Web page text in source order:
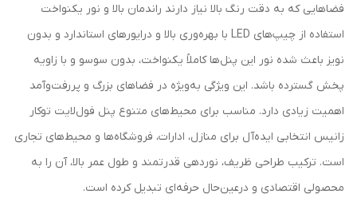
فضاهایی که به دقت رنگ بالا نیاز دارند راندمان بالا و نور یکنواخت
استفاده از چیپ‌های LED با بهره‌وری بالا و درایورهای استاندارد و بدون
نویز باعث شده نور این پنل‌ها کاملاً یکنواخت، بدون سوسو و با زاویه
پخش گسترده باشد. این ویژگی به‌ویژه در فضاهای بزرگ و پررفت‌وآمد
اهمیت زیادی دارد. مناسب برای محیط‌های متنوع پنل فول‌لایت توکار
زانیس انتخابی ایده‌آل برای منازل، ادارات، فروشگاه‌ها و محیط‌های تجاری
است. ترکیب طراحی ظریف، نوردهی قدرتمند و طول عمر بالا، آن را به
محصولی اقتصادی و درعین‌حال حرفه‌ای تبدیل کرده است.